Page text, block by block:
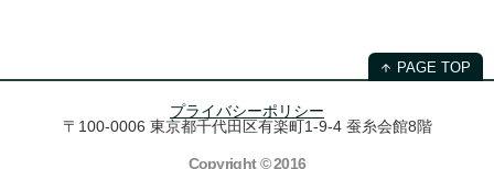
PAGE TOP
プライバシーポリシー
〒100-0006 東京都千代田区有楽町1-9-4 蚕糸会館8階
Copyright © 2016